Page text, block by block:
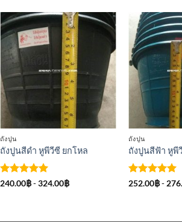
เพิ่มเข้า
รายการ
ติดตาม
ถังปูน
ถังปูนสีดำ หูพีวีซี ยกโหล
ให้คะแนน
240.00฿-324.00฿
ถังปูน
ถังปูนสีฟ้า หูพี
ให้คะแนน
252.00฿-